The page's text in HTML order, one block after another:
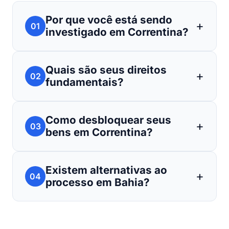
01
Por que você está sendo
investigado em Correntina?
02 Quais são seus direitos
fundamentais?
03 Como desbloquear seus
bens em Correntina?
04 Existem alternativas ao
processo em Bahia?